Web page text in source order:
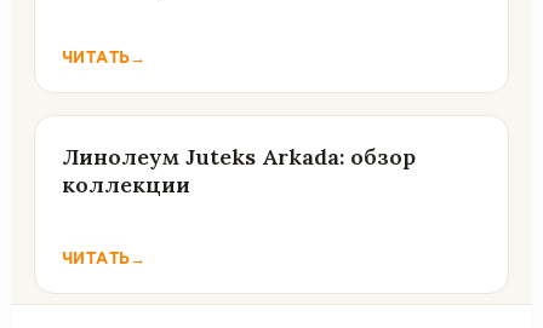
ЧИТАТЬ→
Линолеум Juteks Arkada: обзор
коллекции
ЧИТАТЬ→